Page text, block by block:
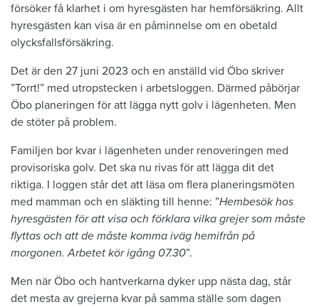
försöker få klarhet i om hyresgästen har hemförsäkring. Allt
hyresgästen kan visa är en påminnelse om en obetald
olycksfallsförsäkring.
Det är den 27 juni 2023 och en anställd vid Öbo skriver
”Torrt!” med utropstecken i arbetsloggen. Därmed påbörjar
Öbo planeringen för att lägga nytt golv i lägenheten. Men
de stöter på problem.
Familjen bor kvar i lägenheten under renoveringen med
provisoriska golv. Det ska nu rivas för att lägga dit det
riktiga. I loggen står det att läsa om flera planeringsmöten
med mamman och en släkting till henne: ”Hembesök hos
hyresgästen för att visa och förklara vilka grejer som måste
flyttas och att de måste komma iväg hemifrån på
morgonen. Arbetet kör igång 07.30”.
Men när Öbo och hantverkarna dyker upp nästa dag, står
det mesta av grejerna kvar på samma ställe som dagen